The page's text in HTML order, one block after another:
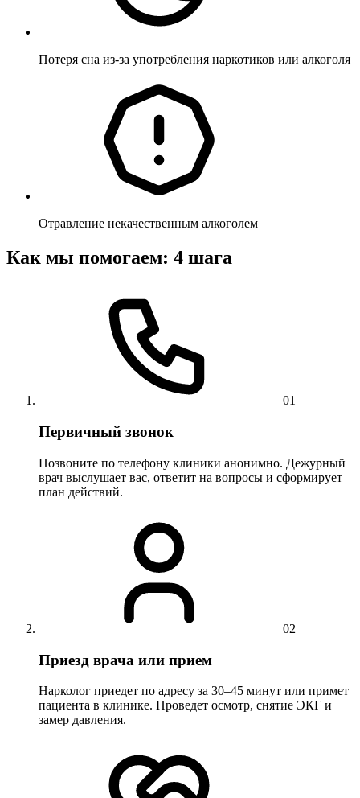
Потеря сна из-за употребления наркотиков или алкоголя
Отравление некачественным алкоголем
Как мы помогаем: 4 шага
01
Первичный звонок
Позвоните по телефону клиники анонимно. Дежурный
врач выслушает вас, ответит на вопросы и сформирует
план действий.
02
Приезд врача или прием
Нарколог приедет по адресу за 30–45 минут или примет
пациента в клинике. Проведет осмотр, снятие ЭКГ и
замер давления.